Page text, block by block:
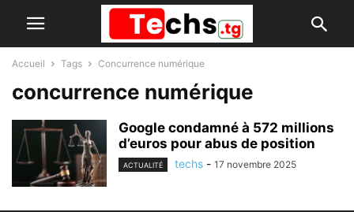
Accueil Tags Concurrence numérique
concurrence numérique
Google condamné à 572 millions
d’euros pour abus de position
ACTUALITÉ techs - 17 novembre 2025